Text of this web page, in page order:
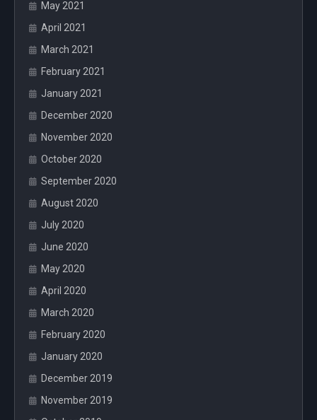
May 2021
April 2021
March 2021
February 2021
January 2021
December 2020
November 2020
October 2020
September 2020
August 2020
July 2020
June 2020
May 2020
April 2020
March 2020
February 2020
January 2020
December 2019
November 2019